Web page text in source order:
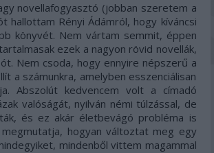
novellafogyasztó (jobban szeretem a
hallottam Rényi Ádámról, hogy kíváncsi
könyvét. Nem vártam semmit, éppen
ezek a nagyon rövid novellák,
Nem csoda, hogy ennyire népszerű a
a számunkra, amelyben esszenciálisan
Abszolút kedvencem volt a címadó
valóságát, nyilván némi túlzással, de
és ez akár életbevágó probléma is
hogyan változtat meg egy
mindenből vittem magammal